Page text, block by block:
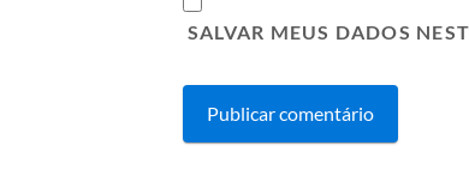
SALVAR MEUS DADOS